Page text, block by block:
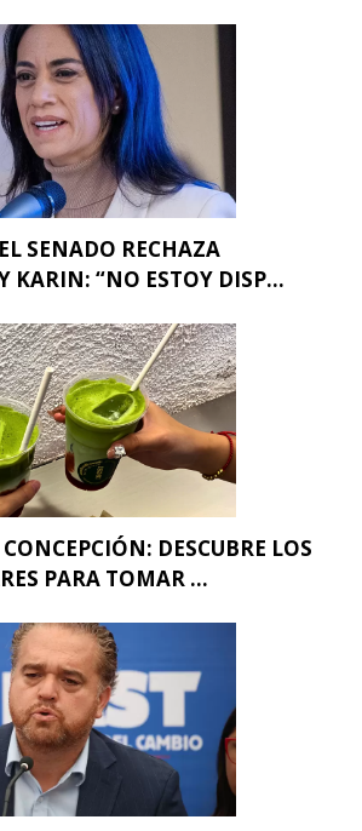
SENADO RECHAZA
KARIN: “NO ESTOY DISP...
DESCUBRE LOS
PARA TOMAR ...